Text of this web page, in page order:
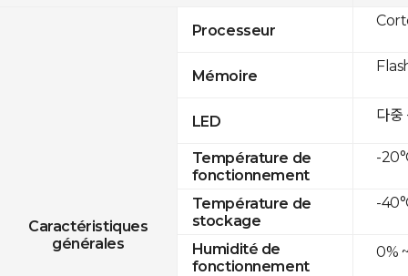
Caractéristiques
générales
Processeur
Mémoire
LED
Température de
fonctionnement
Température de
stockage
Humidité de
fonctionnement
다중
-
-
0%